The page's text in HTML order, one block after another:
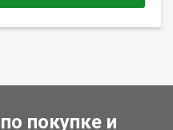
покупке и